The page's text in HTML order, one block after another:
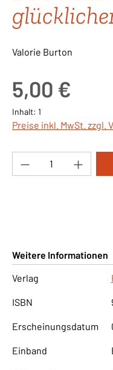
Valorie Burton
5,00 €
Inhalt: 1
Preise inkl. MwSt. zzgl.
Produkt Anzahl:
Weitere Informationen
Verlag
ISBN
Erscheinungsdatum
Einband